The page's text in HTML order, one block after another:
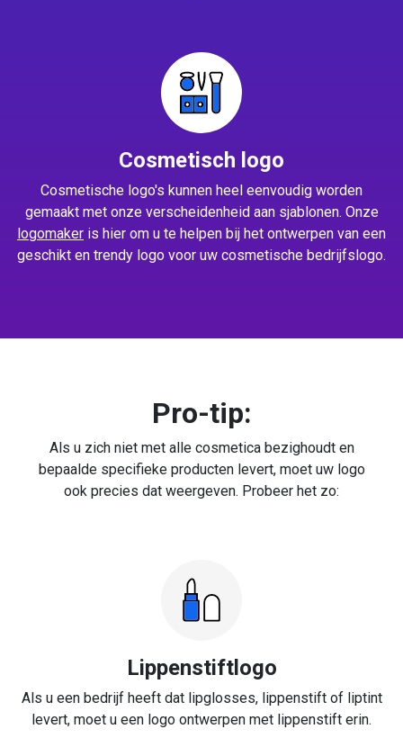
Cosmetisch logo
Cosmetische logo's kunnen heel eenvoudig worden
gemaakt met onze verscheidenheid aan sjablonen. Onze
logomaker is hier om u te helpen bij het ontwerpen van een
geschikt en trendy logo voor uw cosmetische bedrijfslogo.
Pro-tip:
Als u zich niet met alle cosmetica bezighoudt en
bepaalde specifieke producten levert, moet uw logo
ook precies dat weergeven. Probeer het zo:
Lippenstiftlogo
Als u een bedrijf heeft dat lipglosses, lippenstift of liptint
levert, moet u een logo ontwerpen met lippenstift erin.